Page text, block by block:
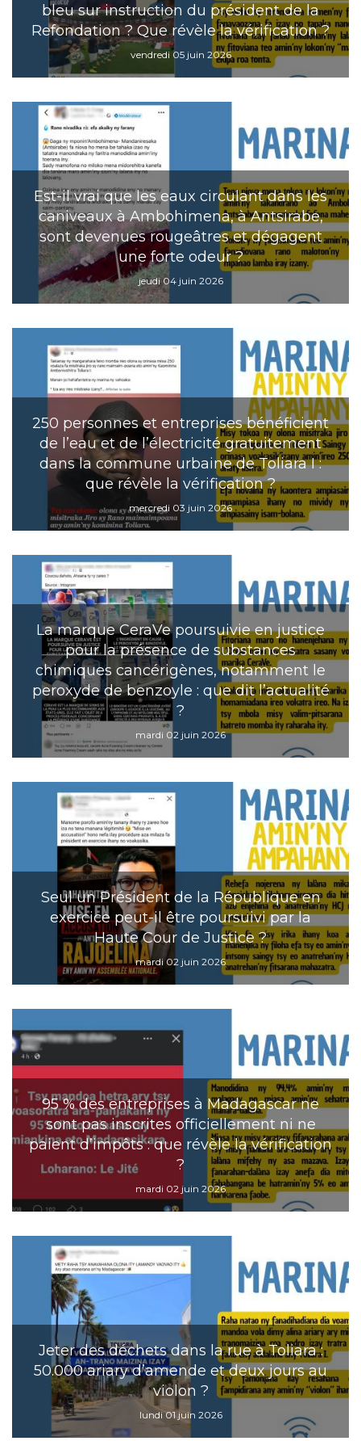
bleu sur instruction du président de la
Refondation ? Que révèle la vérification ?
vendredi 05 juin 2026
Est-il vrai que les eaux circulant dans les
caniveaux à Ambohimena, à Antsirabe,
sont devenues rougeâtres et dégagent
une forte odeur ?
jeudi 04 juin 2026
250 personnes et entreprises bénéficient
de l’eau et de l’électricité gratuitement
dans la commune urbaine de Toliara I :
que révèle la vérification ?
mercredi 03 juin 2026
La marque CeraVe poursuivie en justice
pour la présence de substances
chimiques cancérigènes, notamment le
peroxyde de benzoyle : que dit l’actualité
?
mardi 02 juin 2026
Seul un Président de la République en
exercice peut-il être poursuivi par la
Haute Cour de Justice ?
mardi 02 juin 2026
95 % des entreprises à Madagascar ne
sont pas inscrites officiellement ni ne
paient d’impôts : que révèle la vérification
?
mardi 02 juin 2026
Jeter des déchets dans la rue à Toliara :
50.000 ariary d’amende et deux jours au
violon ?
lundi 01 juin 2026